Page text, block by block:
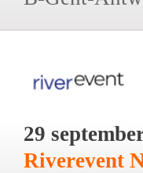
29
Riverevent